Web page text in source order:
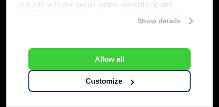
our site with our social media, advertising and
information that you’ve provided to them or that
Show details
Allow all
Customize
Créditos de imagem: Pixabay